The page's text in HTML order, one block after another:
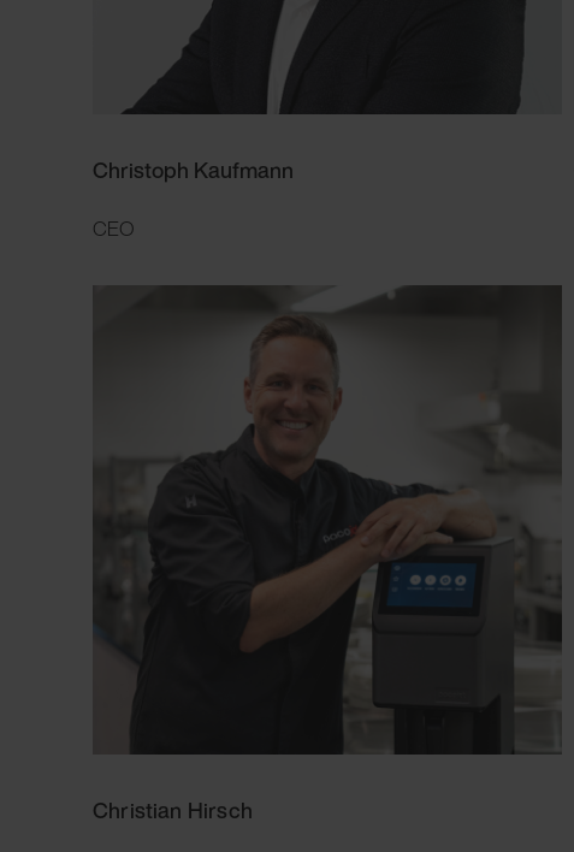
Christoph Kaufmann
CEO
Christian Hirsch